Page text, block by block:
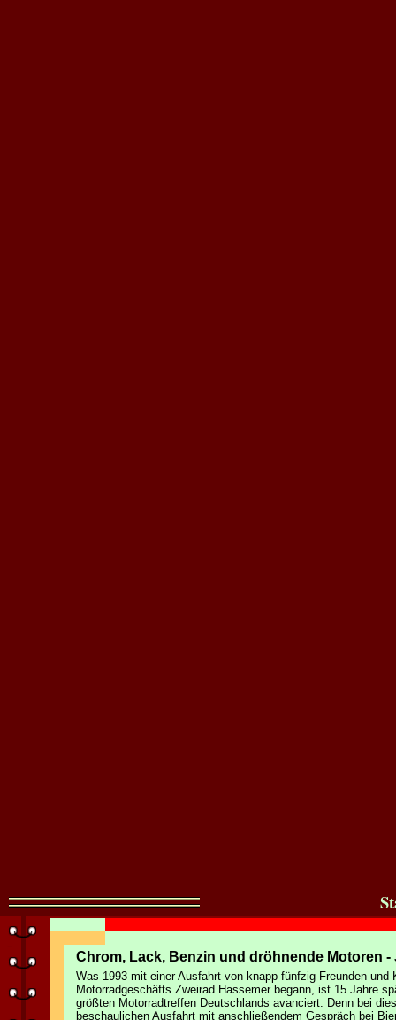
Chrom, Lack, Benzin und dröhnende Motoren
Was 1993 mit einer Ausfahrt von knapp fünfzig Freunden und
Motorradgeschäfts Zweirad Hassemer begann, ist 15 Jahre
größten Motorradtreffen Deutschlands avanciert. Denn bei
beschaulichen Ausfahrt mit anschließendem Gespräch bei